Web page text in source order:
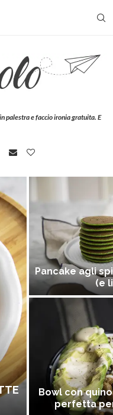
palestra e faccio ironia gratuita. E
Pancake agli
(e
Bowl con
perfetta